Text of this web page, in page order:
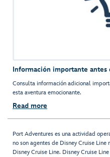
Información importante antes
Consulta información adicional
esta aventura emocionante.
Read more
Port Adventures es una actividad
no son agentes de Disney Cruise
Disney Cruise Line. Disney Cruise